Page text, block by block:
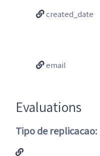
created_date
email
Evaluations
Tipo de replicacao: